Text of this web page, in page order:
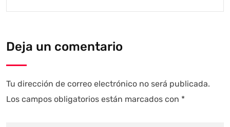
Deja un comentario
Tu dirección de correo electrónico no será publicada.
Los campos obligatorios están marcados con *